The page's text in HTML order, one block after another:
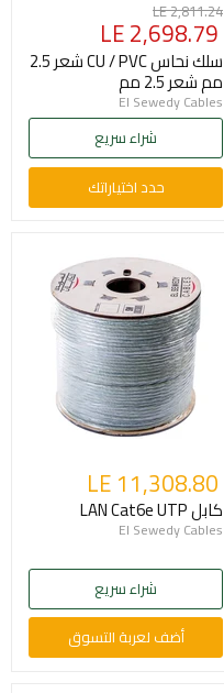
السعر
الأصلي
LE 2,811.24
السعر
الحالي
LE 2,698.79
سلك نحاس CU / PVC شعر 2.5
مم شعر 2.5 مم
El Sewedy Cables
شراء سريع
حدد اختياراتك
LE 11,308.80
كابل LAN Cat6e UTP
El Sewedy Cables
شراء سريع
أضف لعربة التسوق